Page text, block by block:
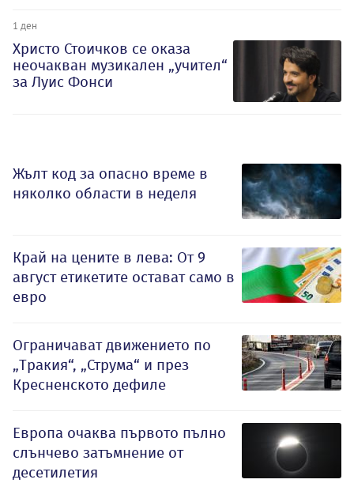
1 ден
Христо Стоичков се оказа
неочакван музикален „учител“
за Луис Фонси
Жълт код за опасно време в
няколко области в неделя
Край на цените в лева: От 9
август етикетите остават само в
евро
Ограничават движението по
„Тракия“, „Струма“ и през
Кресненското дефиле
Европа очаква първото пълно
слънчево затъмнение от
десетилетия